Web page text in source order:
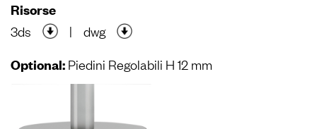
Risorse
3ds | dwg
Optional: Piedini Regolabili H 12 mm